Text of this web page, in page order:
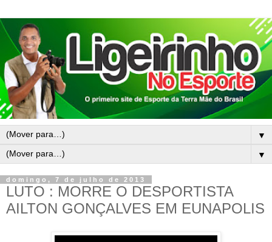
▼
▼
domingo, 7 de julho de 2013
LUTO : MORRE O DESPORTISTA
AILTON GONÇALVES EM EUNAPOLIS